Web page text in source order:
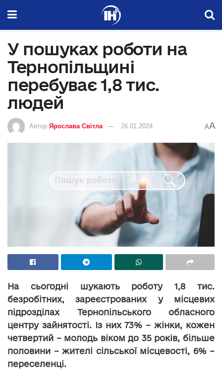
У пошуках роботи на
Тернопільщині
перебуває 1,8 тис.
людей
Автор Ярослава Світла 26.01.2024 AA
На сьогодні шукають роботу 1,8 тис.
безробітних, зареєстрованих у місцевих
підрозділах Тернопільського обласного
центру зайнятості. Із них 73% – жінки, кожен
четвертий – молодь віком до 35 років, більше
половини – жителі сільської місцевості, 6% –
переселенці.